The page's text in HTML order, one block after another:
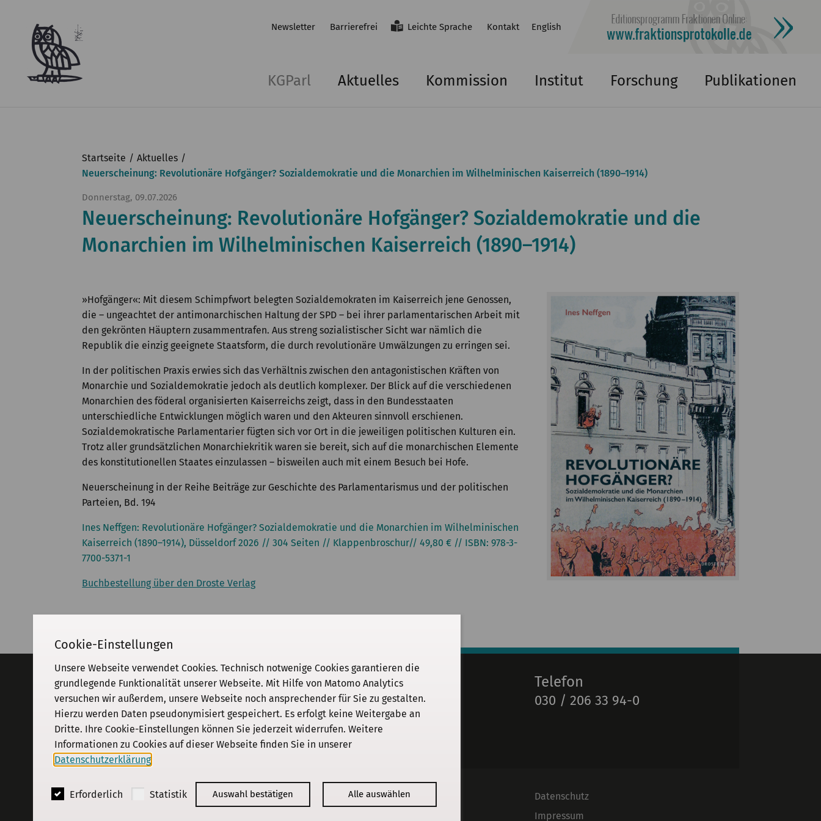
Newsletter Barrierefrei Leichte Sprache Kontakt English
KGParl Aktuelles Kommission Institut Forschung Publikationen
Startseite
Aktuelles
Neuerscheinung: Revolutionäre Hofgänger? Sozialdemokratie und die Monarchien im Wilhelminischen Kaiserreich (1890–1914)
Donnerstag, 09.07.2026
Neuerscheinung: Revolutionäre Hofgänger? Sozialdemokratie und die
Monarchien im Wilhelminischen Kaiserreich (1890–1914)
»Hofgänger«: Mit diesem Schimpfwort belegten Sozialdemokraten im Kaiserreich jene Genossen,
die – ungeachtet der antimonarchischen Haltung der SPD – bei ihrer parlamentarischen Arbeit mit
den gekrönten Häuptern zusammentrafen. Aus streng sozialistischer Sicht war nämlich die
Republik die einzig geeignete Staatsform, die durch revolutionäre Umwälzungen zu erringen sei.
In der politischen Praxis erwies sich das Verhältnis zwischen den antagonistischen Kräften von
Monarchie und Sozialdemokratie jedoch als deutlich komplexer. Der Blick auf die verschiedenen
Monarchien des föderal organisierten Kaiserreichs zeigt, dass in den Bundesstaaten
unterschiedliche Entwicklungen möglich waren und den Akteuren sinnvoll erschienen.
Sozialdemokratische Parlamentarier fügten sich vor Ort in die jeweiligen politischen Kulturen ein.
Trotz aller grundsätzlichen Monarchiekritik waren sie bereit, sich auf die monarchischen Elemente
des konstitutionellen Staates einzulassen – bisweilen auch mit einem Besuch bei Hofe.
Neuerscheinung in der Reihe Beiträge zur Geschichte des Parlamentarismus und der politischen
Parteien, Bd. 194
Ines Neffgen: Revolutionäre Hofgänger? Sozialdemokratie und die Monarchien im Wilhelminischen
Kaiserreich (1890–1914), Düsseldorf 2026 // 304 Seiten // Klappenbroschur// 49,80 € // ISBN: 978-3-
7700-5371-1
Buchbestellung über den Droste Verlag
Adresse
KGParl
Kommission für Geschichte des
Parlamentarismus und der politischen
Parteien e. V.
Schiffbauerdamm 40·10117 Berlin
E-Mail
info@kgparl.de
Telefon
030 / 206 33 94-0
© 2018 - 2026KGParl
Kommission
Datenschutz
Impressum
Cookie-Einstellungen
Unsere Webseite verwendet Cookies. Technisch notwenige Cookies garantieren die
grundlegende Funktionalität unserer Webseite. Mit Hilfe von Matomo Analytics
versuchen wir außerdem, unsere Webseite noch ansprechender für Sie zu gestalten.
Hierzu werden Daten pseudonymisiert gespeichert. Es erfolgt keine Weitergabe an
Dritte. Ihre Cookie-Einstellungen können Sie jederzeit widerrufen. Weitere
Informationen zu Cookies auf dieser Webseite finden Sie in unserer
Datenschutzerklärung
Erforderlich Statistik Auswahl bestätigen Alle auswählen